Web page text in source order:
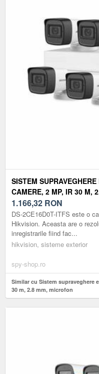
SISTEM
CAMERE, 2 MP, IR 30 M,
1.166,32 RON
DS-2CE16D0T-ITFS este o
Hikvision. Aceasta are o
inregistrarile fiind fac...
hikvision, sisteme exterior
spy-shop.ro
Similar cu Sistem supraveghere
30 m, 2.8 mm, microfon